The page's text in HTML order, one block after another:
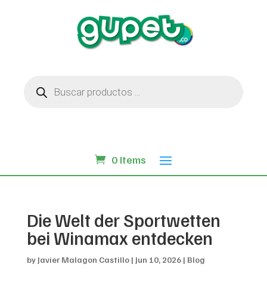
productos
0 Items
Die Welt der Sportwetten
bei Winamax entdecken
by Javier Malagon Castillo| Jun 10, 2026| Blog